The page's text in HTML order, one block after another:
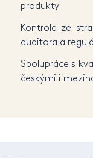
produkty
Kontrola ze
auditora a
Spolupráce s
českými i